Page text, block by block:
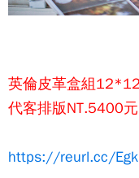
英倫皮革盒組
代客排版NT.5400元
https://reurl.cc/